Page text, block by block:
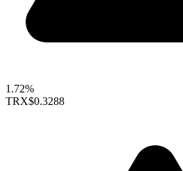
1.72%
TRX$0.3288